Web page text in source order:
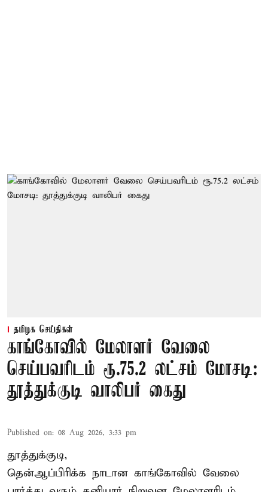
தமிழக செய்திகள்
காங்கோவில் மேலாளர் வேலை
செய்பவரிடம் ரூ.75.2 லட்சம் மோசடி:
தூத்துக்குடி வாலிபர் கைது
Published on: 08 Aug 2026, 3:33 pm
தூத்துக்குடி,
தென்ஆப்பிரிக்க நாடான காங்கோவில் வேலை